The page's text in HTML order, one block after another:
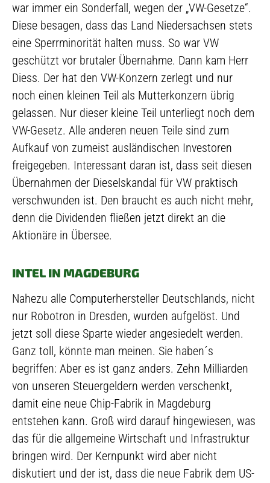
war immer ein Sonderfall, wegen der „VW-Gesetze“.
Diese besagen, dass das Land Niedersachsen stets
eine Sperrminorität halten muss. So war VW
geschützt vor brutaler Übernahme. Dann kam Herr
Diess. Der hat den VW-Konzern zerlegt und nur
noch einen kleinen Teil als Mutterkonzern übrig
gelassen. Nur dieser kleine Teil unterliegt noch dem
VW-Gesetz. Alle anderen neuen Teile sind zum
Aufkauf von zumeist ausländischen Investoren
freigegeben. Interessant daran ist, dass seit diesen
Übernahmen der Dieselskandal für VW praktisch
verschwunden ist. Den braucht es auch nicht mehr,
denn die Dividenden fließen jetzt direkt an die
Aktionäre in Übersee.
INTEL IN MAGDEBURG
Nahezu alle Computerhersteller Deutschlands, nicht
nur Robotron in Dresden, wurden aufgelöst. Und
jetzt soll diese Sparte wieder angesiedelt werden.
Ganz toll, könnte man meinen. Sie haben´s
begriffen: Aber es ist ganz anders. Zehn Milliarden
von unseren Steuergeldern werden verschenkt,
damit eine neue Chip-Fabrik in Magdeburg
entstehen kann. Groß wird darauf hingewiesen, was
das für die allgemeine Wirtschaft und Infrastruktur
bringen wird. Der Kernpunkt wird aber nicht
diskutiert und der ist, dass die neue Fabrik dem US-